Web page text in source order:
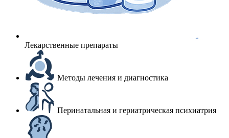
Лекарственные препараты
Методы лечения и диагностика
Перинатальная и гериатрическая психиатрия